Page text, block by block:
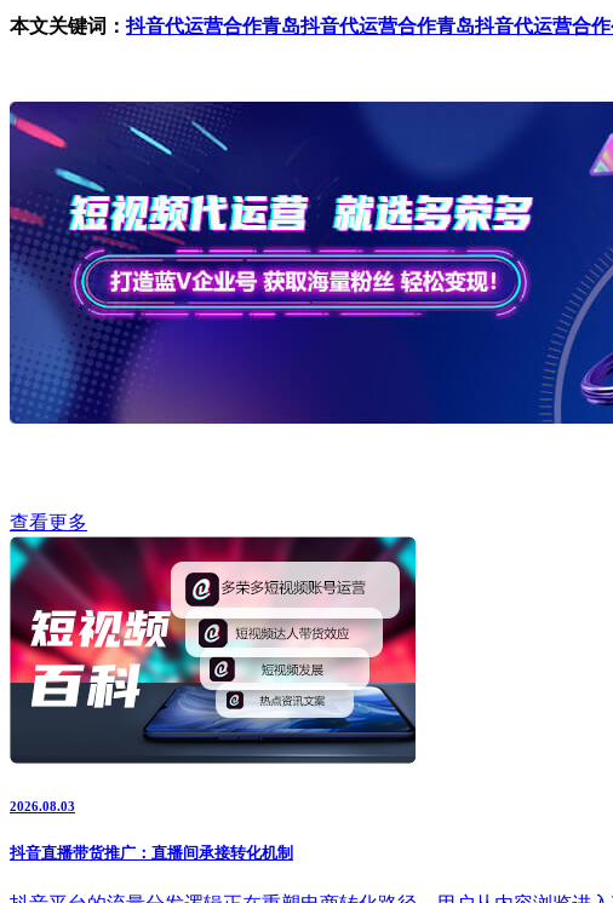
本文关键词：抖音代运营合作青岛抖音代运营合作青岛抖音代运营合作
查看更多
2026.08.03
抖音直播带货推广：直播间承接转化机制